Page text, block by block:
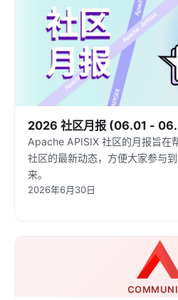
2026 社区月报 (06.01 -
Apache APISIX 社区的月报旨在
社区的最新动态，方便大家参与
来。
2026年6月30日